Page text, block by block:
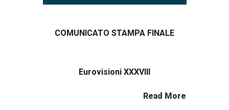
COMUNICATO STAMPA FINALE
Eurovisioni XXXVIII
Read More